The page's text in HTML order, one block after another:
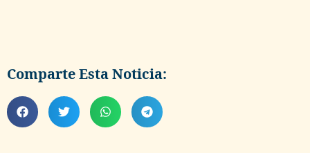
Comparte Esta Noticia: